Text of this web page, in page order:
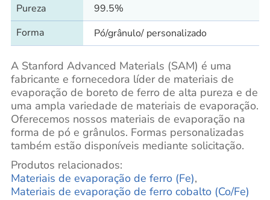
Pureza
99.5%
Forma
Pó/grânulo/ personalizado
A Stanford Advanced Materials (SAM) é uma
fabricante e fornecedora líder de materiais de
evaporação de boreto de ferro de alta pureza e de
uma ampla variedade de materiais de evaporação.
Oferecemos nossos materiais de evaporação na
forma de pó e grânulos. Formas personalizadas
também estão disponíveis mediante solicitação.
Produtos relacionados:
Materiais de evaporação de ferro (Fe),
Materiais de evaporação de ferro cobalto (Co/Fe)